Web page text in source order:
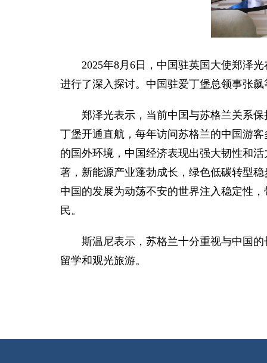
2025年8月6日，中国驻英国大使郑泽
进行了深入探讨。中国驻爱丁堡总领事张飙
郑泽光表示，当前中国与苏格兰关系
丁堡开通直航，每年访问苏格兰的中国游
的国外环境，中国经济表现出强大韧性和
著，新能源产业蓬勃成长，绿色低碳转型
中国的发展为动荡不安的世界注入稳定性
民。
斯温尼表示，苏格兰十分重视与中国
留学和观光旅游。